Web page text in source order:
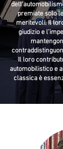
premiate solo
meritevoli. Il
giudizio e
Il loro
automobilistico e
classica è